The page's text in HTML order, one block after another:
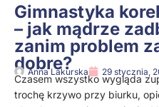
Gimnastyka
– jak mądrze
zanim problem
dobre?
Anna Lakurska 29 stycznia,
Czasem wszystko wygląda
trochę krzywo przy biurku,